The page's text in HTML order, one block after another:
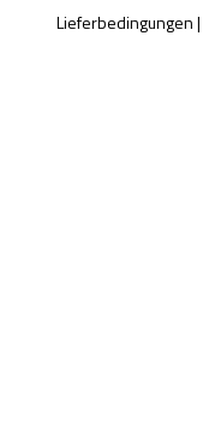
Lieferbedingungen|